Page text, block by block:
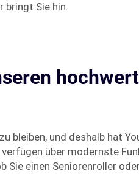
bringt Sie hin.
bleiben, und deshalb hat
über modernste
Sie einen Seniorenroller